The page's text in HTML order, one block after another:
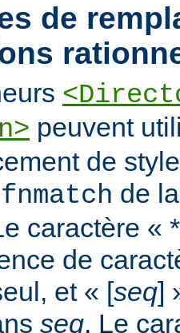
de
peuvent
de
fnmatch de
caractère «
de
et « [seq]
seq. Le